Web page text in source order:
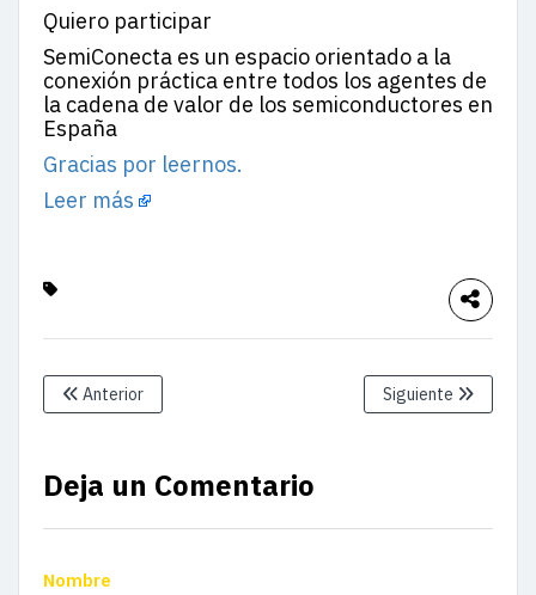
Quiero participar
SemiConecta es un espacio orientado a la
conexión práctica entre todos los agentes de
la cadena de valor de los semiconductores en
España
Gracias por leernos.
Leer más
Anterior Siguiente
Deja un Comentario
Nombre